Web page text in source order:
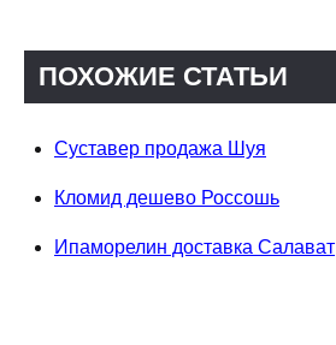
ПОХОЖИЕ СТАТЬИ
Суставер продажа Шуя
Кломид дешево Россошь
Ипаморелин доставка Салават